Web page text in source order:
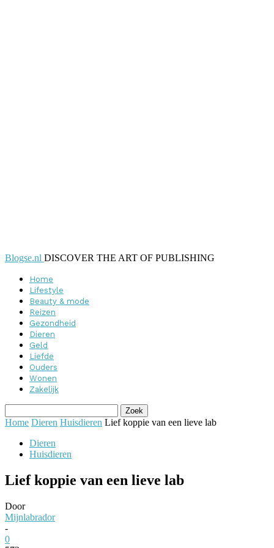
Blogse.nl DISCOVER THE ART OF PUBLISHING
Home
Lifestyle
Beauty & mode
Reizen
Gezondheid
Dieren
Geld
Liefde
Ouders
Wonen
Zakelijk
Home Dieren Huisdieren Lief koppie van een lieve lab
Dieren
Huisdieren
Lief koppie van een lieve lab
Door
Mijnlabrador
-
0